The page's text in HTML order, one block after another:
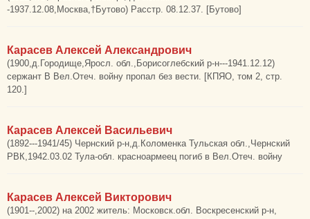
-1937.12.08,Москва,†Бутово) Расстр. 08.12.37. [Бутово]
Карасев Алексей Александрович
(1900,д.Городище,Яросл. обл.,Борисоглебский р-н---1941.12.12)
сержант В Вел.Отеч. войну пропал без вести. [КПЯО, том 2, стр.
120.]
Карасев Алексей Васильевич
(1892---1941/45) Чернский р-н,д.Коломенка Тульская обл.,Чернский
РВК,1942.03.02 Тула-обл. красноармеец погиб в Вел.Отеч. войну
Карасев Алексей Викторович
(1901--,2002) на 2002 житель: Московск.обл. Воскресенский р-н,